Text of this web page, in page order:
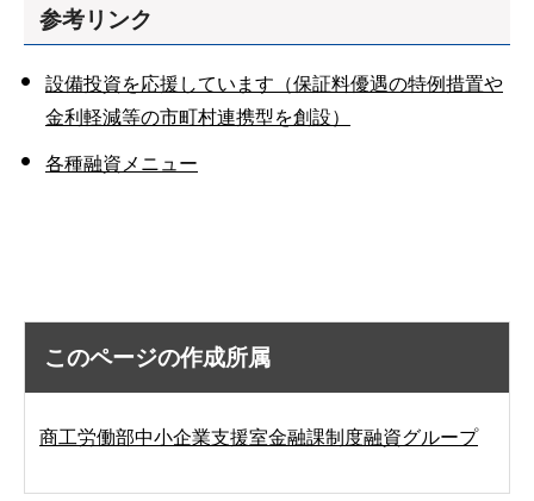
参考リンク
設備投資を応援しています（保証料優遇の特例措置や
金利軽減等の市町村連携型を創設）
各種融資メニュー
このページの作成所属
商工労働部中小企業支援室金融課制度融資グループ